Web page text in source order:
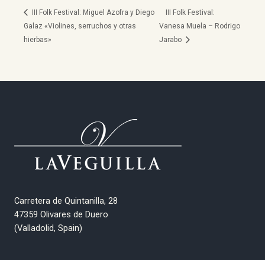
III Folk Festival: Miguel Azofra y Diego
Galaz «Violines, serruchos y otras
hierbas»
III Folk Festival:
Vanesa Muela – Rodrigo
Jarabo
Carretera de Quintanilla, 28
47359 Olivares de Duero
(Valladolid, Spain)